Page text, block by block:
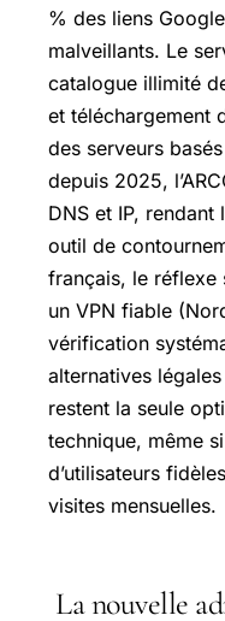
% des liens
malveillants. Le
catalogue illimité
et téléchargement
des serveurs
depuis 2025,
DNS et IP, rendant
outil de
français, le réflexe
un VPN fiable
vérification
alternatives
restent la seule
technique, même
d’utilisateurs
visites mensuelles.
La nouvelle